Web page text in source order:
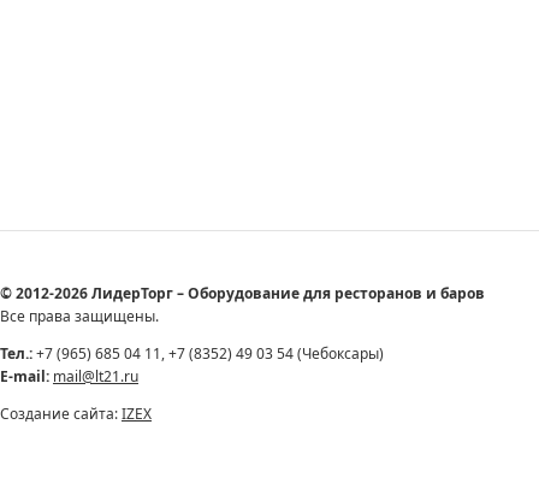
© 2012-2026 ЛидерТорг – Оборудование для ресторанов и баров
Все права защищены.
Тел.:+7 (965) 685 04 11, +7 (8352) 49 03 54 (Чебоксары)
E-mail: mail@lt21.ru
Создание сайта:IZEX